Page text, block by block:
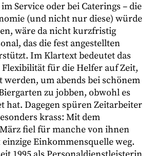
Service oder bei Caterings – die
(und nicht nur diese) würde
wäre da nicht kurzfristig
das die fest angestellten
Im Klartext bedeutet das
für die Helfer auf Zeit,
werden, um abends bei schönem
zu jobben, obwohl es
hat. Dagegen spüren Zeitarbeiter
krass: Mit dem
fiel für manche von ihnen
Einkommensquelle weg.